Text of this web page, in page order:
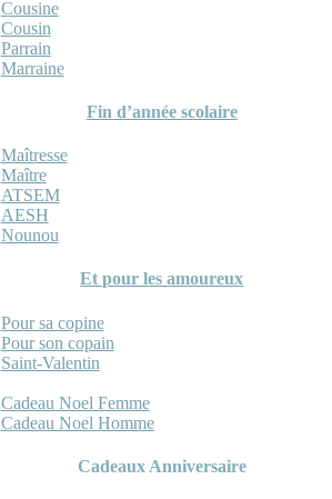
Cousine
Cousin
Parrain
Marraine
Fin d’année scolaire
Maîtresse
Maître
ATSEM
AESH
Nounou
Et pour les amoureux
Pour sa copine
Pour son copain
Saint-Valentin
Cadeau Noel Femme
Cadeau Noel Homme
Cadeaux Anniversaire